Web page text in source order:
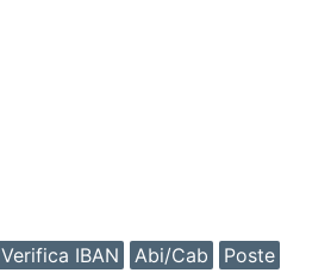
Verifica IBAN Abi/Cab
Poste